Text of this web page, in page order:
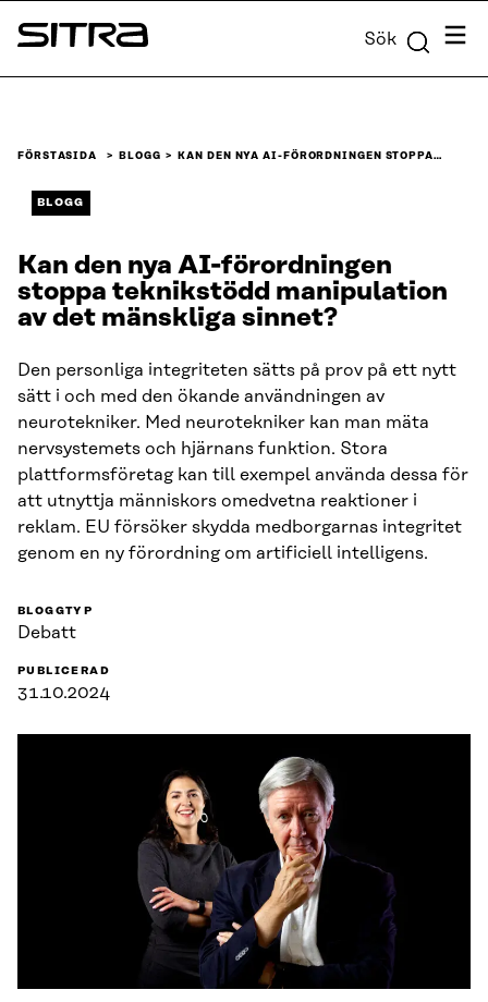
Skip to
content
Sitra Sök Meny
FÖRSTASIDA BLOGG KAN DEN NYA AI-FÖRORDNINGEN STOPPA…
BLOGG
Kan den nya AI-förordningen
stoppa teknikstödd manipulation
av det mänskliga sinnet?
Den personliga integriteten sätts på prov på ett nytt
sätt i och med den ökande användningen av
neurotekniker. Med neurotekniker kan man mäta
nervsystemets och hjärnans funktion. Stora
plattformsföretag kan till exempel använda dessa för
att utnyttja människors omedvetna reaktioner i
reklam. EU försöker skydda medborgarnas integritet
genom en ny förordning om artificiell intelligens.
BLOGGTYP
Debatt
PUBLICERAD
31.10.2024